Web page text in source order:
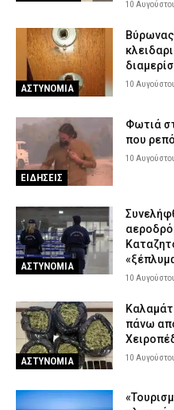
Τραγωδία στην Καβάλα: Νεκρή
ΕΙΔΗΣΕΙΣ 9 Αυγούστου 2026 20:49
ΑΑΔΕ: Κατασχέθηκαν 1.296
Κήπους και Δοϊράνη –
(εικόνες)
ΕΙΔΗΣΕΙΣ 9 Αυγούστου 2026 20:31
Πέθανε ο ηθοποιός Νίκος
ΕΙΔΗΣΕΙΣ 9 Αυγούστου 2026 20:12
νέοι τους βαθμοί
ΣΩΜΑΤΑ ΑΣΦΑΛΕΙΑΣ 9
Γαλάζιες Σημαίες στην
σημεία όπου απαγορεύεται το
10
ΑΣΤΥΝΟΜΙΑ 10
ΕΙΔΗΣΕΙΣ
Φωτιά
που
10
ΑΣΤΥΝΟΜΙΑ
10
ΑΣΤΥΝΟΜΙΑ
πάνω
10